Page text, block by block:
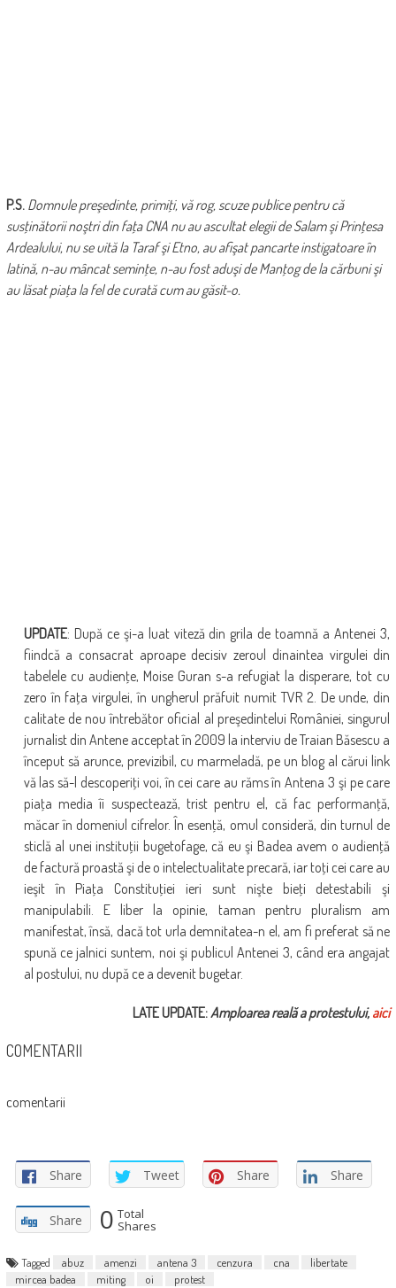
P.S. Domnule preşedinte, primiţi, vă rog, scuze publice pentru că
susţinătorii noştri din faţa CNA nu au ascultat elegii de Salam şi Prinţesa
Ardealului, nu se uită la Taraf şi Etno, au afişat pancarte instigatoare în
latină, n-au mâncat seminţe, n-au fost aduşi de Manţog de la cărbuni şi
au lăsat piaţa la fel de curată cum au găsit-o.
UPDATE: După ce şi-a luat viteză din grila de toamnă a Antenei 3,
fiindcă a consacrat aproape decisiv zeroul dinaintea virgulei din
tabelele cu audienţe, Moise Guran s-a refugiat la disperare, tot cu
zero în faţa virgulei, în ungherul prăfuit numit TVR 2. De unde, din
calitate de nou întrebător oficial al preşedintelui României, singurul
jurnalist din Antene acceptat în 2009 la interviu de Traian Băsescu a
început să arunce, previzibil, cu marmeladă, pe un blog al cărui link
vă las să-l descoperiţi voi, în cei care au răms în Antena 3 şi pe care
piaţa media îi suspectează, trist pentru el, că fac performanţă,
măcar în domeniul cifrelor. În esenţă, omul consideră, din turnul de
sticlă al unei instituţii bugetofage, că eu şi Badea avem o audienţă
de factură proastă şi de o intelectualitate precară, iar toţi cei care au
ieşit în Piaţa Constituţiei ieri sunt nişte bieţi detestabili şi
manipulabili. E liber la opinie, taman pentru pluralism am
manifestat, însă, dacă tot urla demnitatea-n el, am fi preferat să ne
spună ce jalnici suntem, noi şi publicul Antenei 3, când era angajat
al postului, nu după ce a devenit bugetar.
LATE UPDATE:Amploarea reală a protestului, aici
COMENTARII
comentarii
Share Tweet Share Share
Share 0 Total
Shares
Tagged abuz amenzi antena 3 cenzura cna
libertate
mircea badea
miting oi protest